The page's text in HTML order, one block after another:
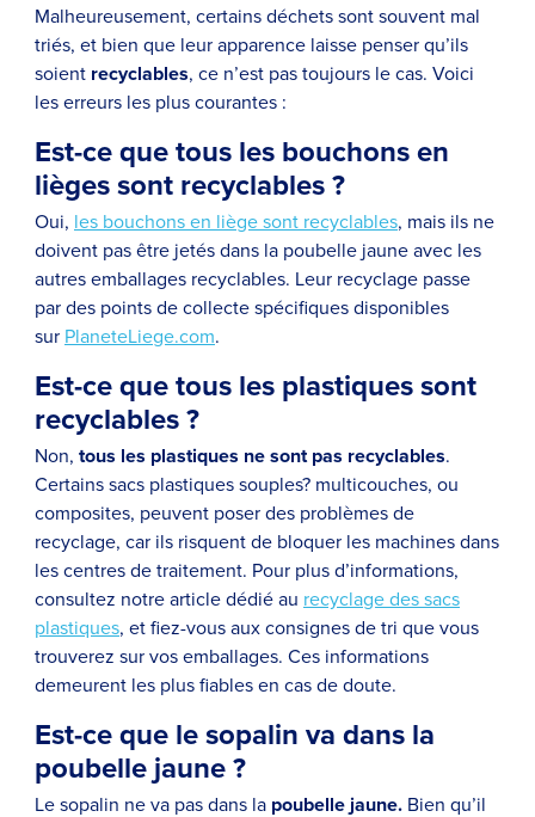
Malheureusement, certains déchets sont souvent mal
triés, et bien que leur apparence laisse penser qu’ils
soient recyclables, ce n’est pas toujours le cas. Voici
les erreurs les plus courantes :
Est-ce que tous les bouchons en
lièges sont recyclables ?
Oui, les bouchons en liège sont recyclables, mais ils ne
doivent pas être jetés dans la poubelle jaune avec les
autres emballages recyclables. Leur recyclage passe
par des points de collecte spécifiques disponibles
sur PlaneteLiege.com.
Est-ce que tous les plastiques sont
recyclables ?
Non, tous les plastiques ne sont pas recyclables.
Certains sacs plastiques souples? multicouches, ou
composites, peuvent poser des problèmes de
recyclage, car ils risquent de bloquer les machines dans
les centres de traitement. Pour plus d’informations,
consultez notre article dédié au recyclage des sacs
plastiques, et fiez-vous aux consignes de tri que vous
trouverez sur vos emballages. Ces informations
demeurent les plus fiables en cas de doute.
Est-ce que le sopalin va dans la
poubelle jaune ?
Le sopalin ne va pas dans la poubelle jaune. Bien qu’il